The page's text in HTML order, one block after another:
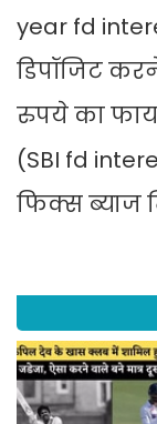
year fd
डिपॉजिट
रुपये का
(SBI fd
फिक्स ब्याज